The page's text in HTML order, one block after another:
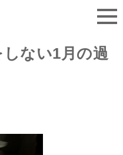
ない1月の過